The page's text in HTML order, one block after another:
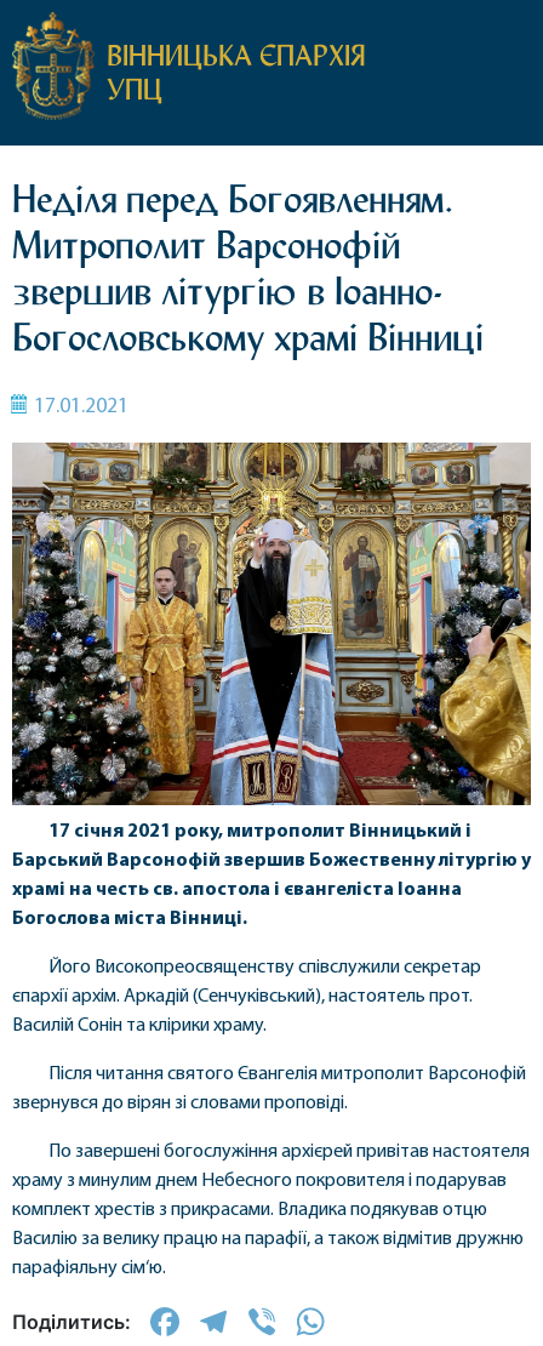
ВІННИЦЬКА ЄПАРХІЯ
УПЦ
Неділя перед Богоявленням.
Митрополит Варсонофій
звершив літургію в Іоанно-
Богословському храмі Вінниці
17.01.2021
17 січня 2021 року, митрополит Вінницький і
Барський Варсонофій звершив Божественну літургію у
храмі на честь св. апостола і євангеліста Іоанна
Богослова міста Вінниці.
Його Високопреосвященству співслужили секретар
єпархії архім. Аркадій (Сенчуківський), настоятель прот.
Василій Сонін та клірики храму.
Після читання святого Євангелія митрополит Варсонофій
звернувся до вірян зі словами проповіді.
По завершені богослужіння архієрей привітав настоятеля
храму з минулим днем Небесного покровителя і подарував
комплект хрестів з прикрасами. Владика подякував отцю
Василію за велику працю на парафії, а також відмітив дружню
парафіяльну сім‘ю.
Поділитись: Facebook
Telegram
Viber